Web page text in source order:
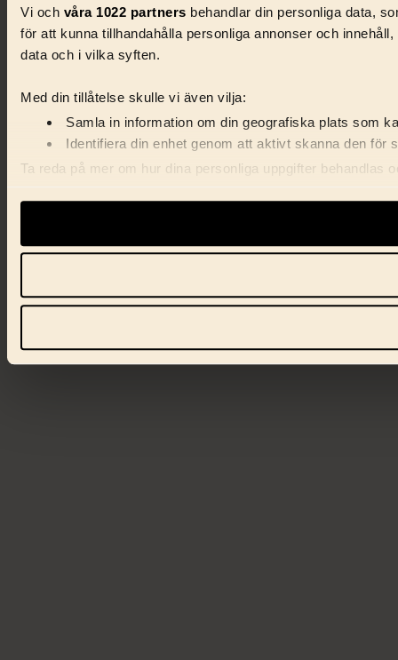
Vi och våra 1022 partners behandlar din personliga data,
för att kunna tillhandahålla personliga annonser och
data och i vilka syften.
Med din tillåtelse skulle vi även vilja:
Samla in information om din geografiska plats som
Identifiera din enhet genom att aktivt skanna den för
Ta reda på mer om hur dina personliga uppgifter behandlas